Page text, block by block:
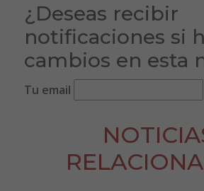
¿Deseas recibir
notificaciones si
cambios en esta
Tu email